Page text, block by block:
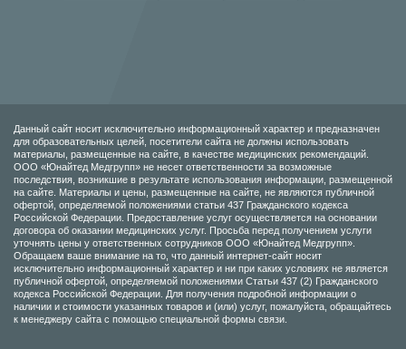
Данный сайт носит исключительно информационный характер и предназначен
для образовательных целей, посетители сайта не должны использовать
материалы, размещенные на сайте, в качестве медицинских рекомендаций.
ООО «Юнайтед Медгрупп» не несет ответственности за возможные
последствия, возникшие в результате использования информации, размещенной
на сайте. Материалы и цены, размещенные на сайте, не являются публичной
офертой, определяемой положениями статьи 437 Гражданского кодекса
Российской Федерации. Предоставление услуг осуществляется на основании
договора об оказании медицинских услуг. Просьба перед получением услуги
уточнять цены у ответственных сотрудников ООО «Юнайтед Медгрупп».
Обращаем ваше внимание на то, что данный интернет-сайт носит
исключительно информационный характер и ни при каких условиях не является
публичной офертой, определяемой положениями Статьи 437 (2) Гражданского
кодекса Российской Федерации. Для получения подробной информации о
наличии и стоимости указанных товаров и (или) услуг, пожалуйста, обращайтесь
к менеджеру сайта с помощью специальной формы связи.